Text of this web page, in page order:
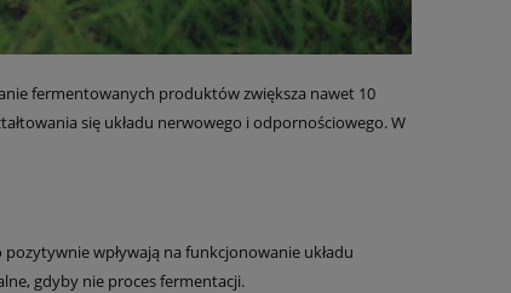
fermentowanych produktów zwiększa nawet 10
się układu nerwowego i odpornościowego. W
wpływają na funkcjonowanie układu
gdyby nie proces fermentacji.